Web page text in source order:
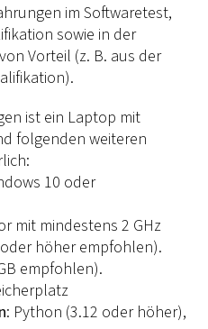
im Softwaretest,
sowie in der
Vorteil (z. B. aus der
ist ein Laptop mit
folgenden weiteren
10 oder
mit mindestens 2 GHz
höher empfohlen).
empfohlen).
: Python (3.12 oder höher),